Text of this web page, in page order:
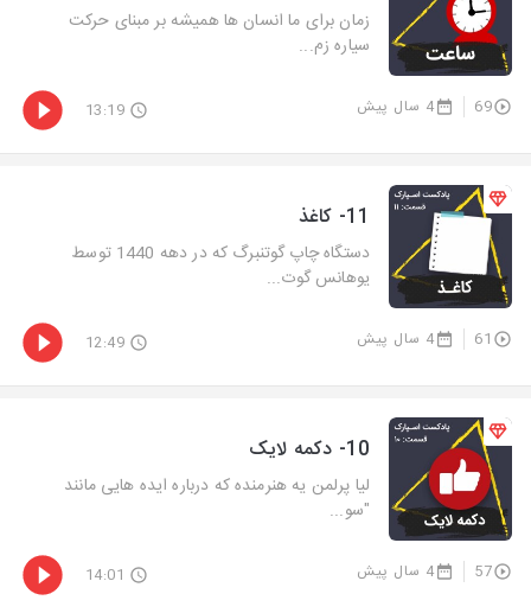
زمان برای ما انسان ها همیشه بر مبنای حرکت
سیاره زم...
69 4 سال پیش 13:19
11- کاغذ
دستگاه چاپ گوتنبرگ که در دهه 1440 توسط
یوهانس گوت...
61 4 سال پیش 12:49
10- دکمه لایک
لیا پرلمن یه هنرمنده که درباره ایده هایی مانند
"سو...
57 4 سال پیش 14:01